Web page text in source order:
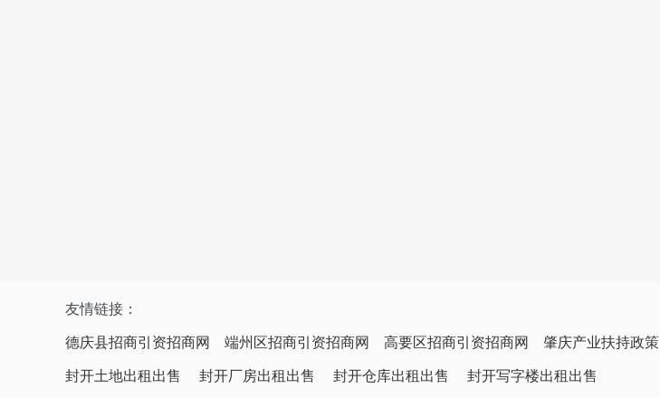
友情链接：
德庆县招商引资招商网 端州区招商引资招商网 高要区招商引资招商网 肇庆产业扶持政策
封开土地出租出售 封开厂房出租出售 封开仓库出租出售 封开写字楼出租出售